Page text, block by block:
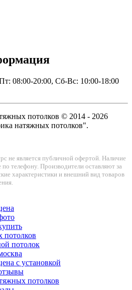
08:00-20:00, Сб-Вс: 10:00-18:00
потолков © 2014 - 2026
натяжных потолков".
не является публичной офертой. Наличие
телефону. Производители оставляют за
характеристики и внешний вид товаров
потолков
потолок
с установкой
потолков